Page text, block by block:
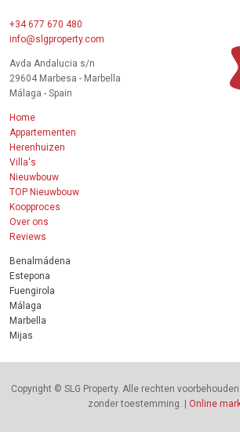
+34 677 670 480
info@slgproperty.com
Avda Andalucia s/n
29604 Marbesa - Marbella
Málaga - Spain
Home
Appartementen
Herenhuizen
Villa's
Nieuwbouw
TOP Nieuwbouw
Koopproces
Over ons
Reviews
Benalmádena
Estepona
Fuengirola
Málaga
Marbella
Mijas
Copyright © SLG Property. Alle rechten
zonder toestemming. | Online